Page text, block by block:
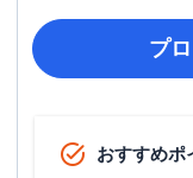
プ
おすすめポ